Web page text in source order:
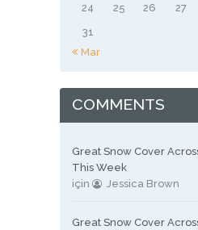
24
25 26 27
31
« Mar
COMMENTS
Great Snow Cover
This Week
için
Jessica Brown
Great Snow Cover